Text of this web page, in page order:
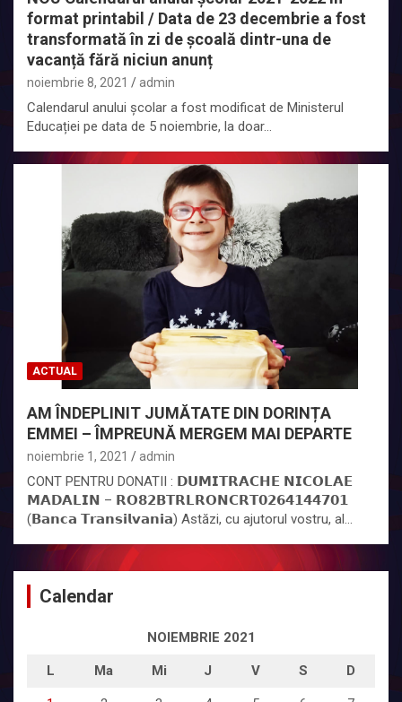
format printabil / Data de 23 decembrie a fost
transformată în zi de școală dintr-una de
vacanță fără niciun anunț
noiembrie 8, 2021 admin
Calendarul anului școlar a fost modificat de Ministerul
Educației pe data de 5 noiembrie, la doar…
ACTUAL
AM ÎNDEPLINIT JUMĂTATE DIN DORINȚA
EMMEI – ÎMPREUNĂ MERGEM MAI DEPARTE
noiembrie 1, 2021 admin
CONT PENTRU DONATII : 𝗗𝗨𝗠𝗜𝗧𝗥𝗔𝗖𝗛𝗘 𝗡𝗜𝗖𝗢𝗟𝗔𝗘
𝗠𝗔𝗗𝗔𝗟𝗜𝗡 – 𝗥𝗢𝟴𝟮𝗕𝗧𝗥𝗟𝗥𝗢𝗡𝗖𝗥𝗧𝟬𝟮𝟲𝟰𝟭𝟰𝟰𝟳𝟬𝟭
(𝗕𝗮𝗻𝗰𝗮 𝗧𝗿𝗮𝗻𝘀𝗶𝗹𝘃𝗮𝗻𝗶𝗮) Astăzi, cu ajutorul vostru, al…
Calendar
NOIEMBRIE 2021
L Ma Mi J V S D